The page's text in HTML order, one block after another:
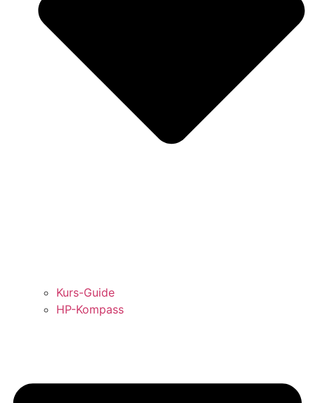
Kurs-Guide
HP-Kompass